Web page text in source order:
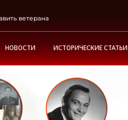
ветерана
НОВОСТИ ИСТОРИЧЕСКИЕ СТАТЬИ